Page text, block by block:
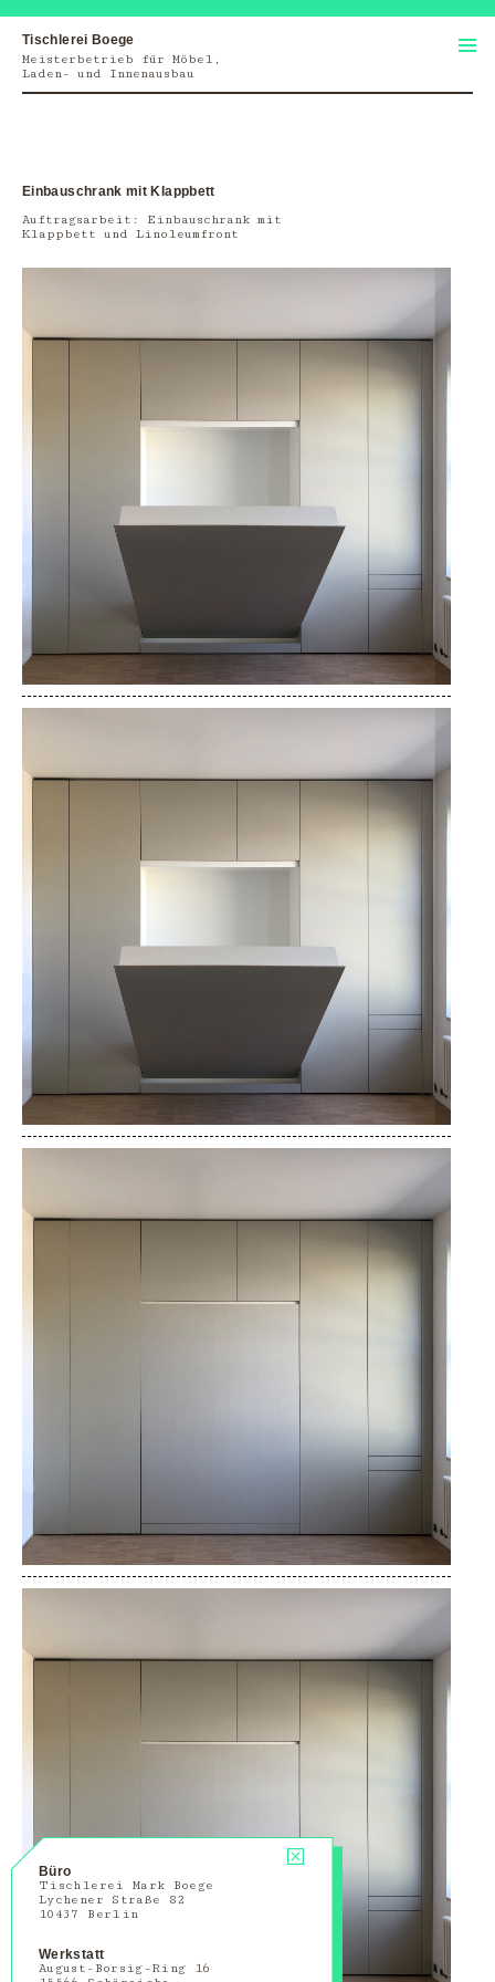
Tischlerei Boege
Meisterbetrieb für Möbel,
Laden- und Innenausbau
Büro
Tischlerei Mark Boege
Lychener Straße 82
10437 Berlin
Werkstatt
August-Borsig-Ring 16
Einbauschrank mit Klappbett
Auftragsarbeit: Einbauschrank mit
Klappbett und Linoleumfront